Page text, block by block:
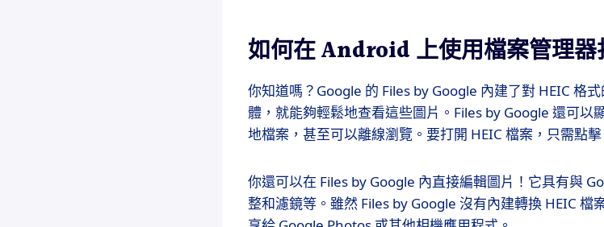
如何在 Android 上使用檔案管理器
你知道嗎？Google 的 Files by Google 內建了對 HEIC 格
體，就能夠輕鬆地查看這些圖片。Files by Google 還可以
地檔案，甚至可以離線瀏覽。要打開 HEIC 檔案，只需點
你還可以在 Files by Google 內直接編輯圖片！它具有與
整和濾鏡等。雖然 Files by Google 沒有內建轉換 HEIC 檔